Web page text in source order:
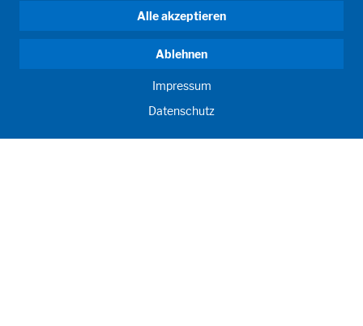
Alle akzeptieren
Ablehnen
Impressum
Datenschutz